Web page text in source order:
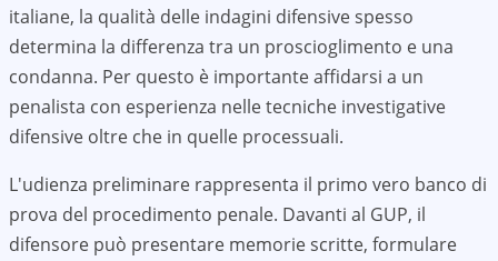
italiane, la qualità delle indagini difensive spesso
determina la differenza tra un proscioglimento e una
condanna. Per questo è importante affidarsi a un
penalista con esperienza nelle tecniche investigative
difensive oltre che in quelle processuali.
L'udienza preliminare rappresenta il primo vero banco di
prova del procedimento penale. Davanti al GUP, il
difensore può presentare memorie scritte, formulare